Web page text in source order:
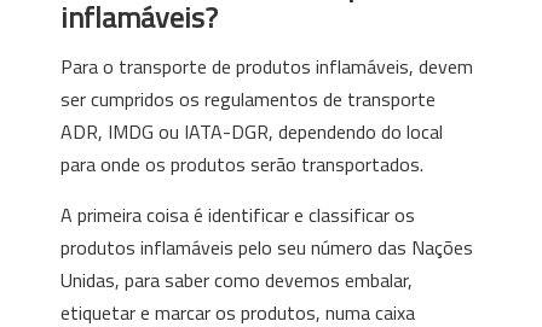
inflamáveis?
Para o transporte de produtos inflamáveis, devem
ser cumpridos os regulamentos de transporte
ADR, IMDG ou IATA-DGR, dependendo do local
para onde os produtos serão transportados.
A primeira coisa é identificar e classificar os
produtos inflamáveis pelo seu número das Nações
Unidas, para saber como devemos embalar,
etiquetar e marcar os produtos, numa caixa